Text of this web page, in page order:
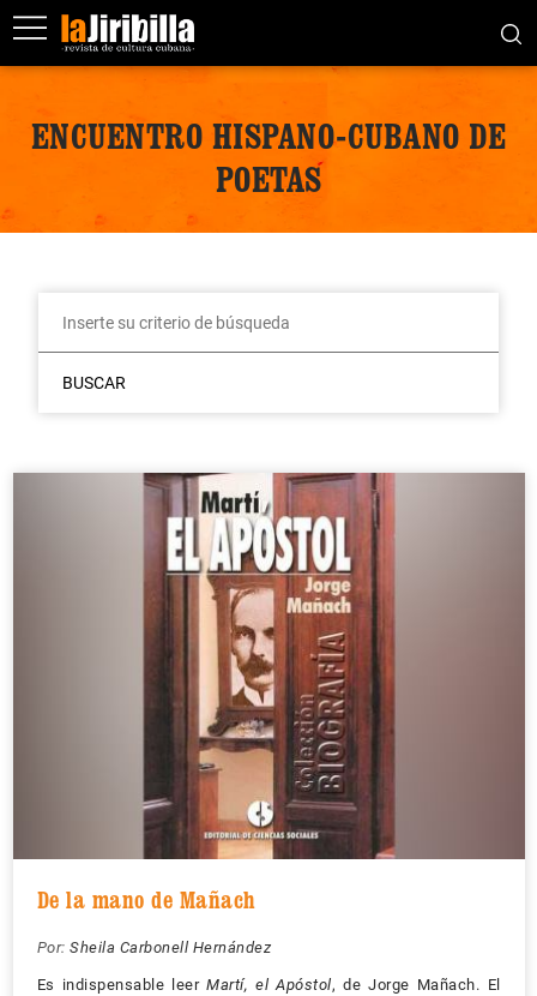
ENCUENTRO HISPANO-CUBANO DE
POETAS
BUSCAR
De la mano de Mañach
Por: Sheila Carbonell Hernández
Es indispensable leerMartí, el Apóstol, de Jorge Mañach. El